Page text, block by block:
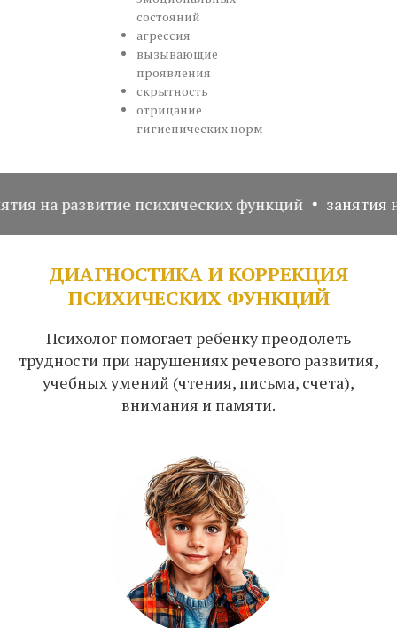
состояний
агрессия
вызывающие
проявления
скрытность
отрицание
гигиенических норм
развитие психических функций занятия на
ДИАГНОСТИКА И КОРРЕКЦИЯ
ПСИХИЧЕСКИХ ФУНКЦИЙ
Психолог помогает ребенку преодолеть
трудности при нарушениях речевого развития,
учебных умений (чтения, письма, счета),
внимания и памяти.